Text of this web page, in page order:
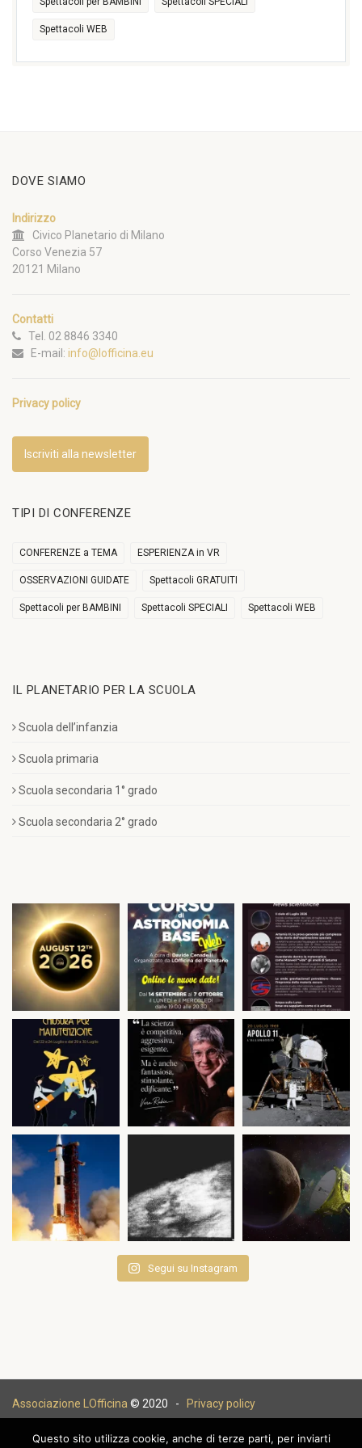
Spettacoli WEB
DOVE SIAMO
Indirizzo
Civico Planetario di Milano
Corso Venezia 57
20121 Milano
Contatti
Tel. 02 8846 3340
E-mail: info@lofficina.eu
Privacy policy
Iscriviti alla newsletter
TIPI DI CONFERENZE
CONFERENZE a TEMA ESPERIENZA in VR
OSSERVAZIONI GUIDATE Spettacoli GRATUITI
Spettacoli per BAMBINI Spettacoli SPECIALI Spettacoli WEB
IL PLANETARIO PER LA SCUOLA
Scuola dell’infanzia
Scuola primaria
Scuola secondaria 1° grado
Scuola secondaria 2° grado
Segui su Instagram
Associazione LOfficina © 2020 - Privacy policy
Questo sito utilizza cookie, anche di terze parti, per inviarti